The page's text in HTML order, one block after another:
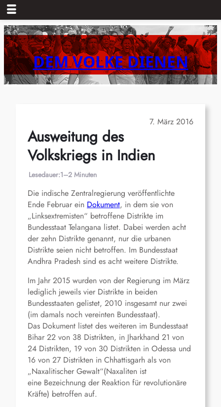
Zum
Inhalt
springenDEM VOLKE DIENEN
7. März 2016
Ausweitung des
Volkskriegs in Indien
Lesedauer:1–2 Minuten
Die indische Zentralregierung veröffentlichte
Ende Februar ein Dokument, in dem sie von
„Linksextremisten“ betroffene Distrikte im
Bundesstaat Telangana listet. Dabei werden acht
der zehn Distrikte genannt, nur die urbanen
Distrikte seien nicht betroffen. Im Bundesstaat
Andhra Pradesh sind es acht weitere Distrikte.
Im Jahr 2015 wurden von der Regierung im März
lediglich jeweils vier Distrikte in beiden
Bundesstaaten gelistet, 2010 insgesamt nur zwei
(im damals noch vereinten Bundesstaat).
Das Dokument listet des weiteren im Bundesstaat
Bihar 22 von 38 Distrikten, in Jharkhand 21 von
24 Distrikten, 19 von 30 Distrikten in Odessa und
16 von 27 Distrikten in Chhattisgarh als von
„Naxalitischer Gewalt“(Naxaliten ist
eine Bezeichnung der Reaktion für revolutionäre
Kräfte) betroffen auf.